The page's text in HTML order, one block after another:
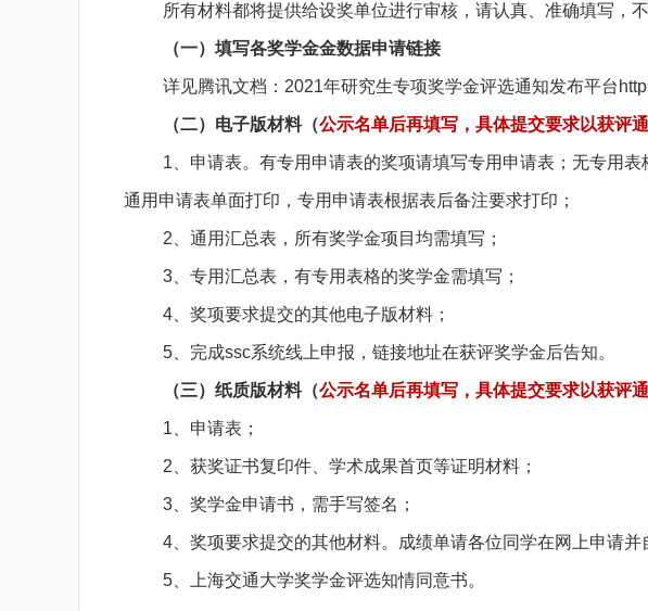
所有材料都将提供给设奖单位进行审核，请认真、准确填写，
（一）填写各奖学金金数据申请链接
详见腾讯文档： 2021年研究生专项奖学金评选通知发布平台
（二）电子版材料（公示名单后再填写，具体提交要求以获评
1、申请表。有专用申请表的奖项请填写专用申请表；无专用
通用申请表单面打印，专用申请表根据表后备注要求打印；
2、通用汇总表，所有奖学金项目均需填写；
3、专用汇总表，有专用表格的奖学金需填写；
4、奖项要求提交的其他电子版材料；
5、完成ssc系统线上申报， 链接地址在获评奖学金后告知。
（三）纸质版材料（公示名单后再填写，具体提交要求以获评
1、申请表；
2、获奖证书复印件、学术成果首页等证明材料；
3、奖学金申请书，需手写签名；
4、奖项要求提交的其他材料。成绩单请各位同学在网上申请
5、上海交通大学奖学金评选知情同意书。